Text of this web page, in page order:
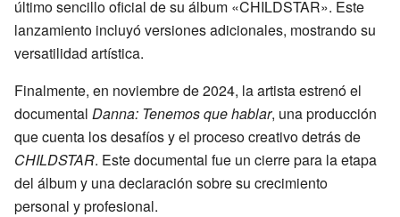
último sencillo oficial de su álbum «CHILDSTAR». Este
lanzamiento incluyó versiones adicionales, mostrando su
versatilidad artística.
Finalmente, en noviembre de 2024, la artista estrenó el
documental Danna: Tenemos que hablar, una producción
que cuenta los desafíos y el proceso creativo detrás de
CHILDSTAR. Este documental fue un cierre para la etapa
del álbum y una declaración sobre su crecimiento
personal y profesional.